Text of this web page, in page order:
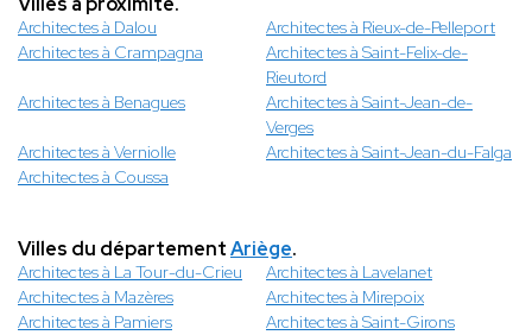
Architectes à Dalou
Architectes à Rieux-de-Pelleport
Architectes à Crampagna
Architectes à Saint-Felix-de-
Rieutord
Architectes à Benagues
Architectes à Saint-Jean-de-
Verges
Architectes à Verniolle
Architectes à Saint-Jean-du-Falga
Architectes à Coussa
Villes du départementAriège.
Architectes à La Tour-du-Crieu
Architectes à Lavelanet
Architectes à Mazères
Architectes à Mirepoix
Architectes à Pamiers
Architectes à Saint-Girons